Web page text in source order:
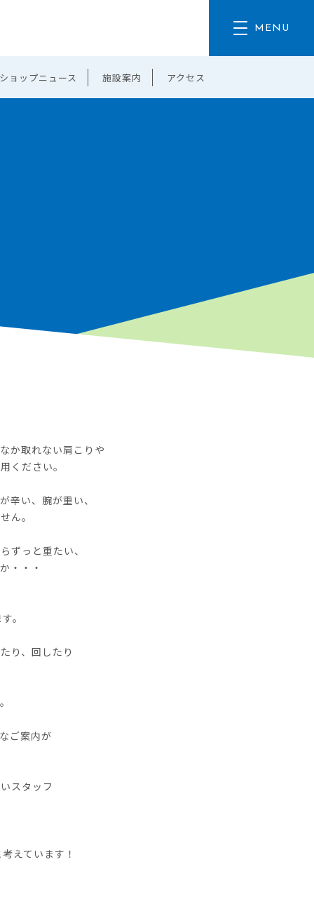
ョップニュース 施設案内 アクセス
か取れない肩こりや
ください。
辛い、腕が重い、
ん。
ずっと重たい、
・・・
。
り、回したり
ご案内が
スタッフ
えています！